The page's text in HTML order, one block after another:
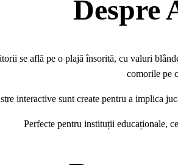
Despre
se află pe o plajă însorită, cu valuri
comorile pe
interactive sunt create pentru a implica
Perfecte pentru instituții educaționale,